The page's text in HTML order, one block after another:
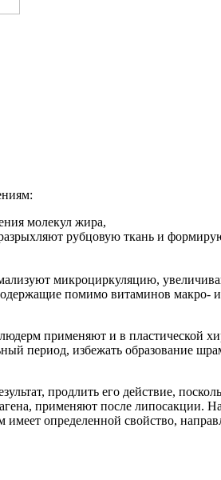
молекул жира,
рубцовую ткань и
микроциркуляцию,
помимо витаминов макро-
применяют и в пластической
период, избежать образование
продлить его действие,
применяют после липосакции.
определенной свойство,